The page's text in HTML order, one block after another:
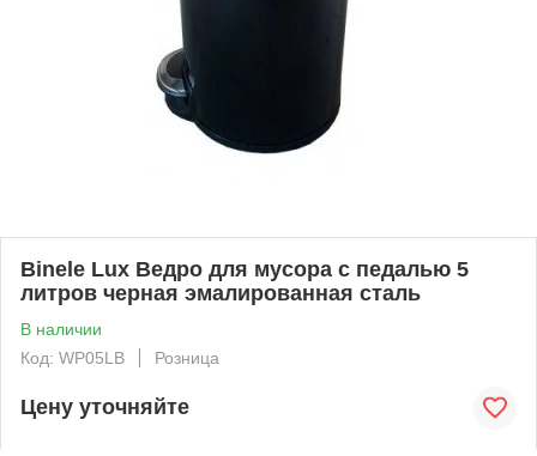
Binele Lux Ведро для мусора с педалью 5
литров черная эмалированная сталь
В наличии
Код: WP05LB
Розница
Цену уточняйте